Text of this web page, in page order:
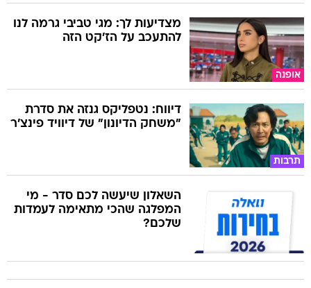
אופנה
מצדיעות לך: מגי טביבי גרמה לנו
להתעכב על הז'קט הזה
תרבות
דיווח: נטפליקס גנזה את סדרת
"משחק הדיונון" של דיוויד פינצ'ר
השאלון שיעשה לכם סדר - מי
המפלגה שהכי מתאימה לעמדות
שלכם?